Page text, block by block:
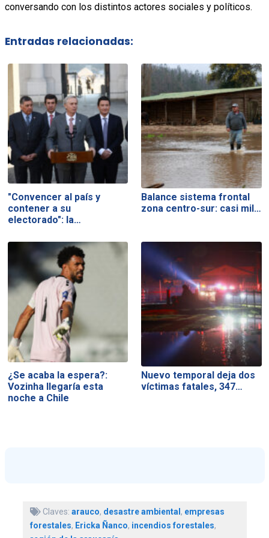
conversando con los distintos actores sociales y políticos.
Entradas relacionadas:
"Convencer al país y
contener a su
electorado": la…
Balance sistema frontal
zona centro-sur: casi mil…
¿Se acaba la espera?:
Vozinha llegaría esta
noche a Chile
Nuevo temporal deja dos
víctimas fatales, 347…
Claves: arauco, desastre ambiental, empresas
forestales, Ericka Ñanco, incendios forestales,